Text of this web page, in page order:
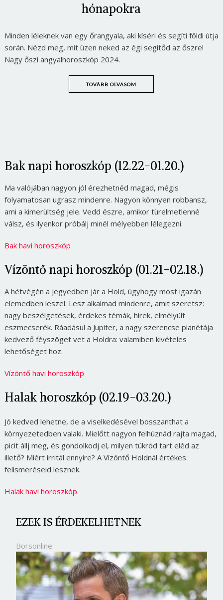
hónapokra
Minden léleknek van egy őrangyala, aki kíséri és segíti földi útja
során. Nézd meg, mit üzen neked az égi segítőd az őszre!
Nagy őszi angyalhoroszkóp 2024.
TOVÁBB OLVASOM
Bak napi horoszkóp (12.22-01.20.)
Ma valójában nagyon jól érezhetnéd magad, mégis
folyamatosan ugrasz mindenre. Nagyon könnyen robbansz,
ami a kimerültség jele. Vedd észre, amikor türelmetlenné
válsz, és ilyenkor próbálj minél mélyebben lélegezni.
Bak havi horoszkóp
Vízöntő napi horoszkóp (01.21-02.18.)
A hétvégén a jegyedben jár a Hold, úgyhogy most igazán
elemedben leszel. Lesz alkalmad mindenre, amit szeretsz:
nagy beszélgetések, érdekes témák, hírek, elmélyült
eszmecserék. Ráadásul a Jupiter, a nagy szerencse planétája
kedvező féyszöget vet a Holdra: valamiben kivételes
lehetőséget hoz.
Vízöntő havi horoszkóp
Halak horoszkóp (02.19-03.20.)
Jó kedved lehetne, de a viselkedésével bosszanthat a
környezetedben valaki. Mielőtt nagyon felhúznád rajta magad,
picit állj meg, és gondolkodj el, milyen tükröd tart eléd az
illető? Miért irritál ennyire? A Vízöntő Holdnál értékes
felismeréseid lesznek.
Halak havi horoszkóp
EZEK IS ÉRDEKELHETNEK
Borsonline